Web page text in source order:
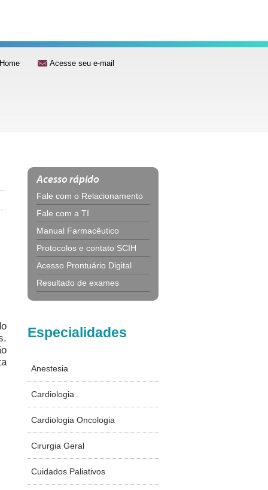
Home Acesse seu e-mail
Acesso rápido
Fale com o Relacionamento
Fale com a TI
Manual Farmacêutico
Protocolos e contato SCIH
Acesso Prontuário Digital
Resultado de exames
Especialidades
Anestesia
Cardiologia
Cardiologia Oncologia
Cirurgia Geral
Cuidados Paliativos